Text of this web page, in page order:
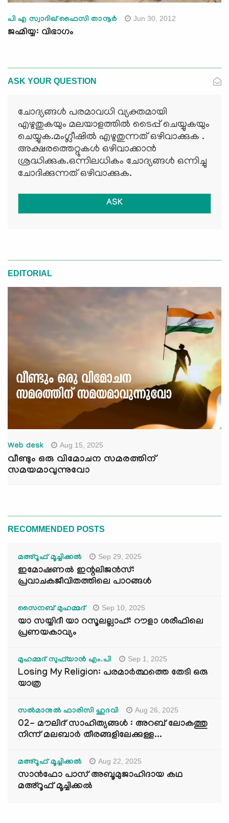
പി എ സ്വാദിഖ് ഫൈസി താനൂര്‍ Jun 30, 2012
ജഹ്മിയ്യ: വിഭാഗം
ASK YOUR QUESTION
ചോദ്യങ്ങള്‍ പരമാവധി വ്യക്തമായി
എഴുതുകയും മലയാളത്തില്‍ ടൈപ്പ് ചെയ്യുകയും
ചെയ്യുക.മംഗ്ലീഷില്‍ എഴുതുന്നത് ഒഴിവാക്കുക .
അക്ഷരത്തെറ്റുകള്‍ ഒഴിവാക്കാന്‍
ശ്രദ്ധിക്കുക.ഒന്നിലധികം ചോദ്യങ്ങള്‍ ഒന്നിച്ചു
ചോദിക്കുന്നത് ഒഴിവാക്കുക.
ASK
EDITORIAL
Web desk Aug 15, 2025
വീണ്ടും ഒരു വിമോചന സമരത്തിന്
സമയമാവുന്നുവോ
RECOMMENDED POSTS
മഅ്റൂഫ് മൂച്ചിക്കല്‍ Sep 29, 2025
ഇമോഷണൽ ഇന്റലിജൻസ്:
പ്രവാചകജീവിതത്തിലെ പാഠങ്ങൾ
സൈനബ് മുഹമ്മദ് Sep 10, 2025
യാ സയ്യിദീ യാ റസൂലല്ലാഹ്: റൗളാ ശരീഫിലെ
പ്രണയകാവ്യം
മുഹമ്മദ് സുഫ്‌യാൻ എം.പി Sep 1, 2025
Losing My Religion: പരമാർത്ഥത്തെ തേടി ഒരു
യാത്ര
സൽമാനുൽ ഫാരിസി ഹുദവി Aug 26, 2025
02- മൗലിദ് സാഹിത്യങ്ങൾ : അറബ് ലോകത്തു
നിന്ന് മലബാർ തീരങ്ങളിലേക്കുള്ള...
മഅ്റൂഫ് മൂച്ചിക്കല്‍ Aug 22, 2025
സാൻഫോ പാസ് അബൂമുജാഹിദായ കഥ
മഅ്റൂഫ് മൂച്ചിക്കല്‍